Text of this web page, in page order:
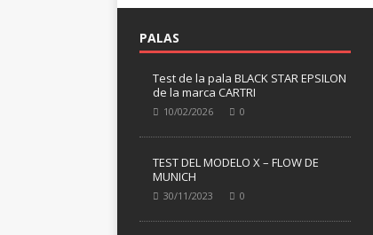
PALAS
Test de la pala BLACK STAR EPSILON
de la marca CARTRI
10/02/2026 0
TEST DEL MODELO X – FLOW DE
MUNICH
30/11/2023 0